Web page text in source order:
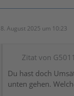
8. August 2025 um 10:23
Zitat von G5011
Du hast doch
unten gehen.